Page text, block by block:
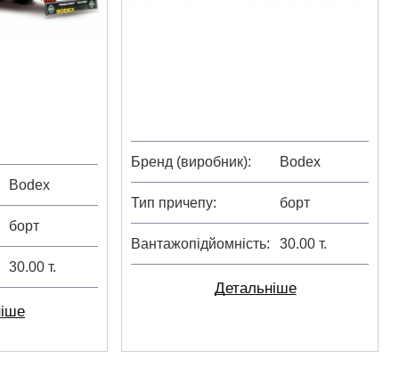
Bodex
борт
30.00 т.
Бренд (виробник) Bodex
Тип причепу борт
Вантажопідйомність 30.00 т.
Детальніше